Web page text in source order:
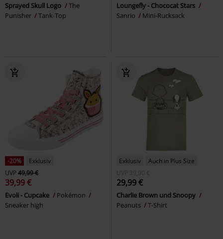
Sprayed Skull Logo
The
Punisher
Tank-Top
Loungefly - Chococat Stars
Sanrio
Mini-Rucksack
-20%
Exklusiv
UVP49,99 €
39,99 €
Evoli - Cupcake
Pokémon
Sneaker high
Exklusiv
Auch in Plus Size
UVP
39,90 €
29,99 €
Charlie Brown und Snoopy
Peanuts
T-Shirt